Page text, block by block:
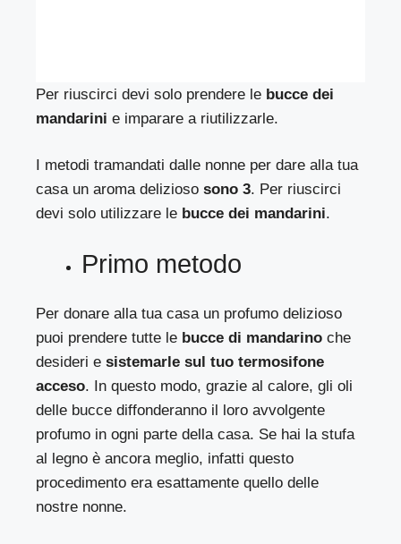
Per riuscirci devi solo prendere le bucce dei
mandarini e imparare a riutilizzarle.
I metodi tramandati dalle nonne per dare alla tua
casa un aroma delizioso sono 3. Per riuscirci
devi solo utilizzare le bucce dei mandarini.
Primo metodo
Per donare alla tua casa un profumo delizioso
puoi prendere tutte le bucce di mandarino che
desideri esistemarle sul tuo termosifone
acceso. In questo modo, grazie al calore, gli oli
delle bucce diffonderanno il loro avvolgente
profumo in ogni parte della casa. Se hai la stufa
al legno è ancora meglio, infatti questo
procedimento era esattamente quello delle
nostre nonne.